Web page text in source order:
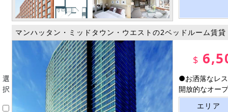
選
択
マンハッタン・ミッドタウン・ウエストの2ベッドルーム賃
$
●お洒落なレ
開放的なオー
エリア